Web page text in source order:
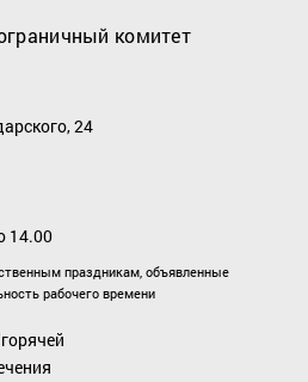
комитет
24
14.00
праздникам, объявленные
рабочего времени